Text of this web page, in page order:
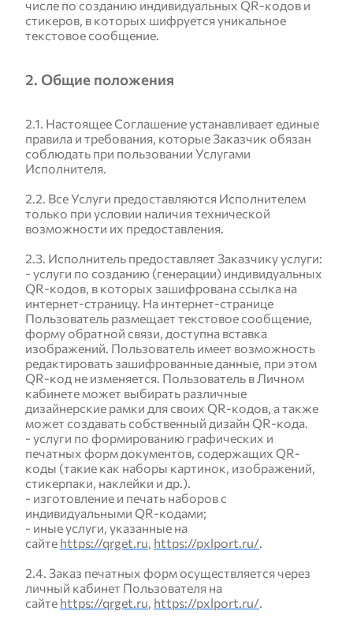
числе по созданию индивидуальных QR-кодов и
стикеров, в которых шифруется уникальное
текстовое сообщение.
2. Общие положения
2.1. Настоящее Соглашение устанавливает единые
правила и требования, которые Заказчик обязан
соблюдать при пользовании Услугами
Исполнителя.
2.2. Все Услуги предоставляются Исполнителем
только при условии наличия технической
возможности их предоставления.
2.3. Исполнитель предоставляет Заказчику услуги:
- услуги по созданию (генерации) индивидуальных
QR-кодов, в которых зашифрована ссылка на
интернет-страницу. На интернет-странице
Пользователь размещает текстовое сообщение,
форму обратной связи, доступна вставка
изображений. Пользователь имеет возможность
редактировать зашифрованные данные, при этом
QR-код не изменяется. Пользователь в Личном
кабинете может выбирать различные
дизайнерские рамки для своих QR-кодов, а также
может создавать собственный дизайн QR-кода.
- услуги по формированию графических и
печатных форм документов, содержащих QR-
коды (такие как наборы картинок, изображений,
стикерпаки, наклейки и др.).
- изготовление и печать наборов с
индивидуальными QR-кодами;
- иные услуги, указанные на
сайте https://qrget.ru, https://pxlport.ru/.
2.4. Заказ печатных форм осуществляется через
личный кабинет Пользователя на
сайте https://qrget.ru, https://pxlport.ru/.